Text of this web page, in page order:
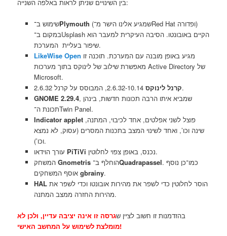
בין השינויים שניתן לראות באלפה השנייה:
שימוש ב־Plymouth (שמגיע אלינו הישר מ־Red Hat ופדורה)
במקום ב־Usplash הקיים באובונטו. הסיבה העיקרית למעבר הוא
שיפור בעליית המערכת.
LikeWise Open
מאפשרת שילוב של לינוקס בתוך מערכות Active Directory של
Microsoft.
קרנל לינוקס2.6.32-10.14, המבוסס על קרנל 2.6.32.
GNOME 2.29.4, שמביא איתו הרבה תכונות חדשות, בינהן
תכונת ה־Twin Panel.
Indicator appletפוצל לשני אפלטים, אחד לכיבוי, המתנה,
שינה וכו’, ואחד לשינוי המצב בתכנות המסרים (עסוק, לא נמצא
וכו’).
PiTiVi
נכנס, באופן צפוי לחלוטין.
המשחק Gnometris הוחלף ב־Quadrapassel. כמו־כן נוסף
אוסף המשחקים gbrainy.
HALהוסר לחלוטין כדי לשפר את מהירות אובונטו וכדי לשפר את
מהירות החזרה ממצב המתנה.
בהזדמנות זו חשוב לציין שגרסה זו אינה יציבה עדיין, ולכן לא
מומלצת לשימוש על המחשב האישי!